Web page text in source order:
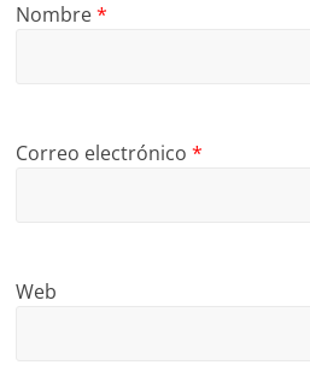
Nombre*
Correo electrónico*
Web